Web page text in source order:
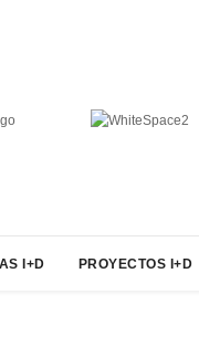
I+D PROYECTOS I+D